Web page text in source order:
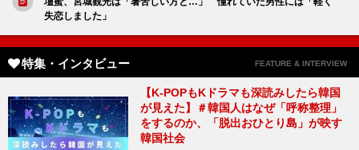
失恋しました」
特集・インタビュー FEATURE & INTERVIEW
【K-POPもKドラマも深読みしたら韓国
が見えた】＃韓国人はなぜ「呼称整理」
をするのか、「脱出おひとり島」が映す
韓国社会